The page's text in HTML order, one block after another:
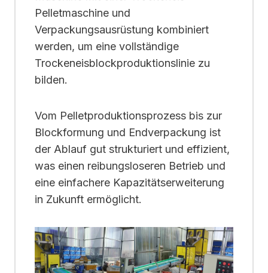
Pelletmaschine und
Verpackungsausrüstung kombiniert
werden, um eine vollständige
Trockeneisblockproduktionslinie zu
bilden.
Vom Pelletproduktionsprozess bis zur
Blockformung und Endverpackung ist
der Ablauf gut strukturiert und effizient,
was einen reibungsloseren Betrieb und
eine einfachere Kapazitätserweiterung
in Zukunft ermöglicht.